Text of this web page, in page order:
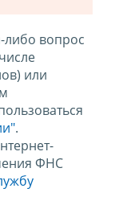
либо вопрос
или
.
ФНС